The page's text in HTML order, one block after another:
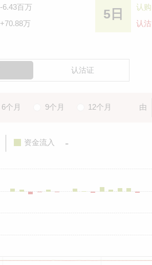
-6.43百万
+70.88万
5日 认购
认沽
认沽证
6个月 9个月 12个月 由
资金流入 -